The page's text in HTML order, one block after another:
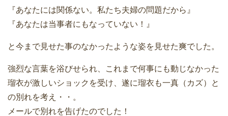
『あなたには関係ない。私たち夫婦の問題だから』
『あなたは当事者にもなっていない！』
と今まで見せた事のなかったような姿を見せた爽でした。
強烈な言葉を浴びせられ、これまで何事にも動じなかった
瑠衣が激しいショックを受け、遂に瑠衣も一真（カズ）と
の別れを考え・・。
メールで別れを告げたのでした！